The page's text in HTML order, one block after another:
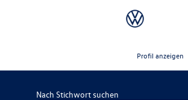
Profil anzeigen
Nach Stichwort suchen